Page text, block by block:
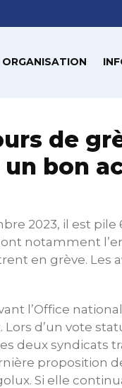
ORGANISATION
de
bon
2023, il est
notamment
en grève. Les
l’Office
d’un vote
deux syndicats
proposition
Si elle